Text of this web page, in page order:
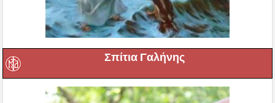
Σπίτια Γαλήνης